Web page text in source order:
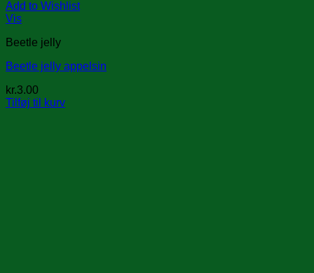
Add to Wishlist
Vis
Beetle jelly
Beetle jelly appelsin
kr.3.00
Tilføj til kurv